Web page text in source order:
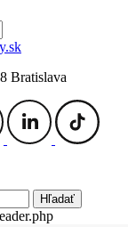
Bratislava
Hľadať